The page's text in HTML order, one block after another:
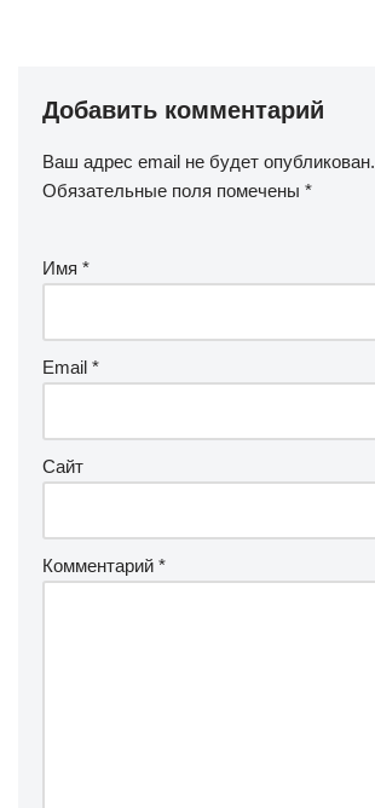
Добавить комментарий
Ваш адрес email не будет опубликован.
Обязательные поля помечены *
Имя *
Email *
Сайт
Комментарий *